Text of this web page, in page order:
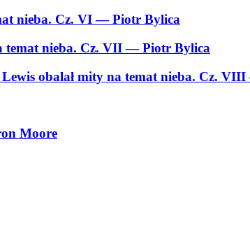
nieba. Cz. VI— Piotr Bylica
temat nieba. Cz. VII— Piotr Bylica
Lewis obalał mity na temat nieba. Cz. VIII
Moore